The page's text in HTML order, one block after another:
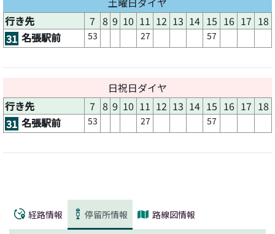
行き先
7 8 9 10 11 12 13 14 15 16 17 18
31 名張駅前 53 27 57
日祝日ダイヤ
行き先
7 8 9 10 11 12 13 14 15 16 17 18
31 名張駅前 53 27 57
経路情報 停留所情報 路線図情報